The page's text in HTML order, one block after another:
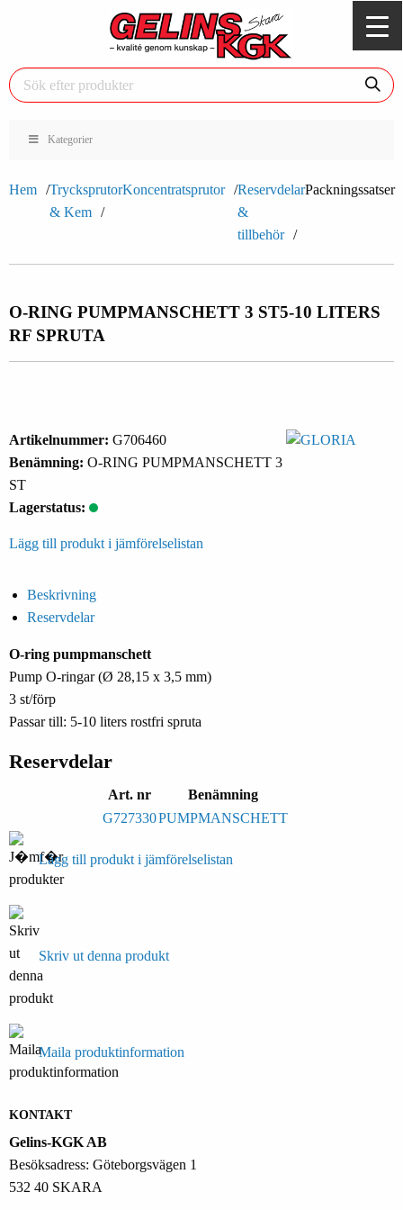
Kategorier
Hem
Trycksprutor
& Kem
Koncentratsprutor
Reservdelar
&
tillbehör
Packningssatser
O-RING PUMPMANSCHETT 3 ST5-10 LITERS
RF SPRUTA
Artikelnummer: G706460
Benämning: O-RING PUMPMANSCHETT 3
ST
Lagerstatus:
Lägg till produkt i jämförelselistan
Beskrivning
Reservdelar
O-ring pumpmanschett
Pump O-ringar (Ø 28,15 x 3,5 mm)
3 st/förp
Passar till: 5-10 liters rostfri spruta
Reservdelar
Art. nr
Benämning
G727330PUMPMANSCHETT
Lägg till produkt i jämförelselistan
Skriv ut denna produkt
Maila produktinformation
KONTAKT
Gelins-KGK AB
Besöksadress: Göteborgsvägen 1
532 40 SKARA